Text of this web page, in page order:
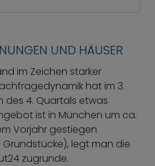
UND HÄUSER
im Zeichen starker
hat im 3.
des 4. Quartals etwas
ist in München um ca.
Vorjahr gestiegen
Grundstücke), legt man die
zugrunde.